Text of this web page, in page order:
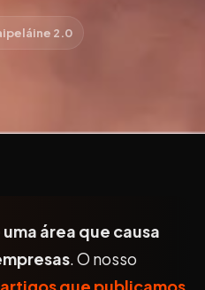
2.0
uma área que causa
. O nosso
artigos que publicamos